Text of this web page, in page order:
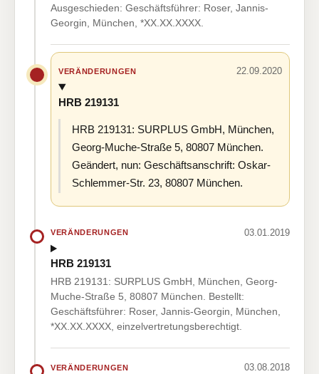
Ausgeschieden: Geschäftsführer: Roser, Jannis-
Georgin, München, *XX.XX.XXXX.
VERÄNDERUNGEN 22.09.2020
HRB 219131
HRB 219131: SURPLUS GmbH, München,
Georg-Muche-Straße 5, 80807 München.
Geändert, nun: Geschäftsanschrift: Oskar-
Schlemmer-Str. 23, 80807 München.
VERÄNDERUNGEN 03.01.2019
HRB 219131
HRB 219131: SURPLUS GmbH, München, Georg-
Muche-Straße 5, 80807 München. Bestellt:
Geschäftsführer: Roser, Jannis-Georgin, München,
*XX.XX.XXXX, einzelvertretungsberechtigt.
VERÄNDERUNGEN 03.08.2018